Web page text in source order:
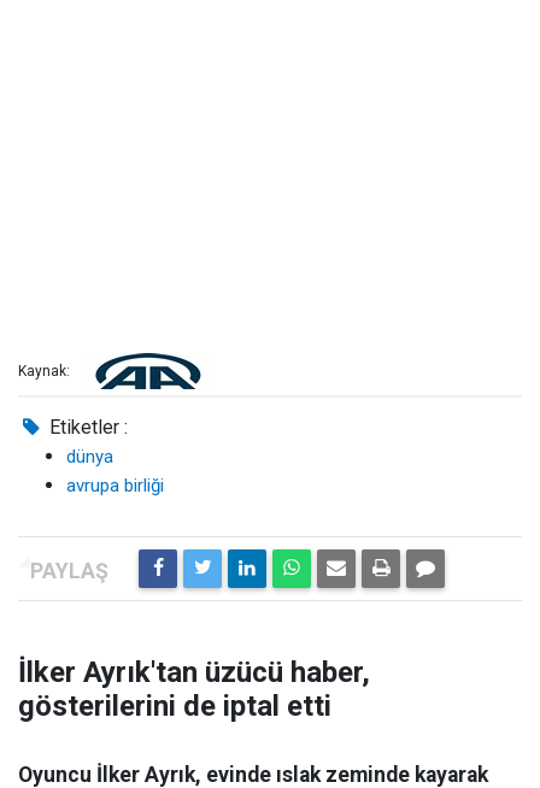
Kaynak:
Etiketler :
dünya
avrupa birliği
İlker Ayrık'tan üzücü haber,
gösterilerini de iptal etti
Oyuncu İlker Ayrık, evinde ıslak zeminde kayarak